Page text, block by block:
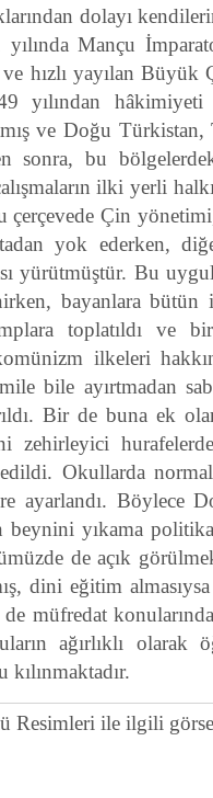
dolayı
Mançu
hızlı yayılan
yılından hâkimiyeti
ve Doğu
sonra, bu
ilki yerli
çerçevede Çin
yok ederken,
yürütmüştür. Bu
bayanlara
toplatıldı ve
ilkeleri
bile ayırtmadan
Bir de buna ek
Okullarda
ayarlandı. Böylece
yıkama
de açık
dini eğitim
de müfredat
ağırlıklı olarak